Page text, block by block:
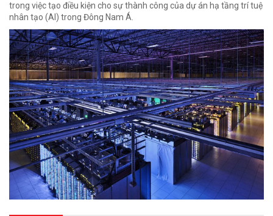
trong việc tạo điều kiện cho sự thành công của dự án hạ tầng trí tuệ
nhân tạo (AI) trong Đông Nam Á.